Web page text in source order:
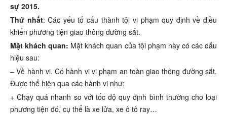
sự 2015.
Thứ nhất: Các yếu tố cấu thành tội vi phạm quy định về điều
khiển phương tiện giao thông đường sắt.
Mặt khách quan: Mặt khách quan của tội phạm này có các dấu
hiệu sau:
– Về hành vi. Có hành vi vi phạm an toàn giao thông đường sắt.
Được thể hiện qua các hành vi như:
+ Chạy quá nhanh so với tốc độ quy định bình thường cho loại
phương tiện đó, cụ thể là xe lửa, xe ô tô ray…